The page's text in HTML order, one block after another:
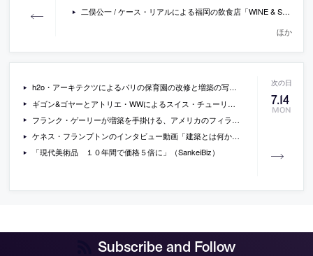
二俣公一 / ケース・リアルによる福岡の飲食店「WINE & SWEETS TSUMONS」
ほか
7.14
MON
h2o・アーキテクツによるパリの保育園の改修と増築の写真など
ギゴン&ゴヤーとアトリエ・WWによるスイス・チューリッヒの集合住宅の写真
フランク・ゲーリーが増築を手掛ける、アメリカのフィラデルフィア美術館の計画案の画像
ケネス・フランプトンのインタビュー動画「建築とは何か？」
「現代美術品 １０年間で価格５倍に」（SankeiBiz）
Subscribe and Follow